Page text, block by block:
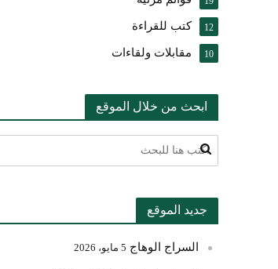
كتب للقراءة 12
مقابلات ولقاءات 10
ابحث من خلال الموقع
جديد الموقع
السراج الوهاج 5 مايو، 2026